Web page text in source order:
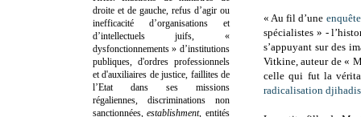
« Au fil d’une
spécialistes » -
s’appuyant sur des
Vitkine, auteur de «
celle qui fut la
radicalisation
droite et de gauche, refus d’agir ou
inefficacité d’organisations et
d’intellectuels juifs, «
dysfonctionnements » d’institutions
publiques, d'ordres professionnels
et d'auxiliaires de justice, faillites de
l’Etat dans ses missions
régaliennes, discriminations non
sanctionnées,establishment, entités